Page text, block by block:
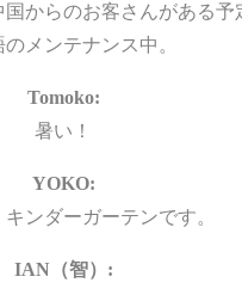
国からのお客さんがある予
メンテナンス中。
Tomoko:
暑い！
YOKO:
ンダーガーテンです。
IAN（智）: